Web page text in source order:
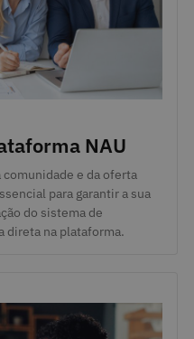
NAU
e da oferta
para garantir a sua
do sistema de
direta na plataforma.